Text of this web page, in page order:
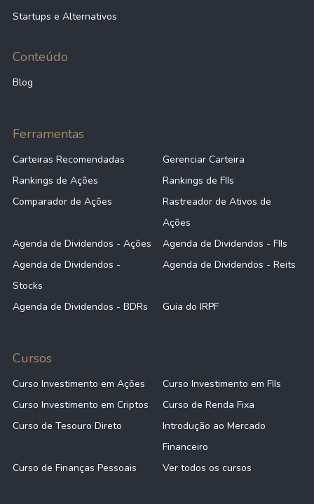
Startups e Alternativos
Conteúdo
Blog
Ferramentas
Carteiras Recomendadas
Gerenciar Carteira
Rankings de Ações
Rankings de FIIs
Comparador de Ações
Rastreador de Ativos de
Ações
Agenda de Dividendos - Ações
Agenda de Dividendos - FIIs
Agenda de Dividendos -
Stocks
Agenda de Dividendos - Reits
Agenda de Dividendos - BDRs Guia do IRPF
Cursos
Curso Investimento em Ações
Curso Investimento em FIIs
Curso Investimento em Criptos
Curso de Renda Fixa
Curso de Tesouro Direto
Introdução ao Mercado
Financeiro
Curso de Finanças Pessoais
Ver todos os cursos